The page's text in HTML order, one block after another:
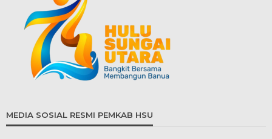
MEDIA SOSIAL RESMI PEMKAB HSU